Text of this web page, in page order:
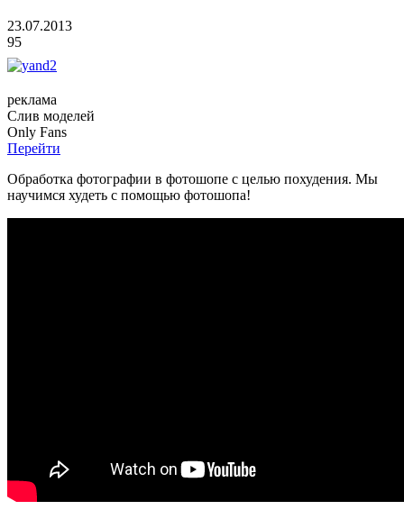
23.07.2013
95
реклама
Слив моделей
Only Fans
Перейти
Обработка фотографии в фотошопе с целью похудения. Мы
научимся худеть с помощью фотошопа!